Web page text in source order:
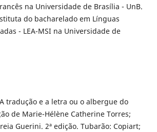
na Universidade de Brasília - UnB.
do bacharelado em Línguas
- LEA-MSI na Universidade de
tradução e a letra ou o albergue do
de Marie-Hélène Catherine Torres;
Guerini. 2ª edição. Tubarão: Copiart;